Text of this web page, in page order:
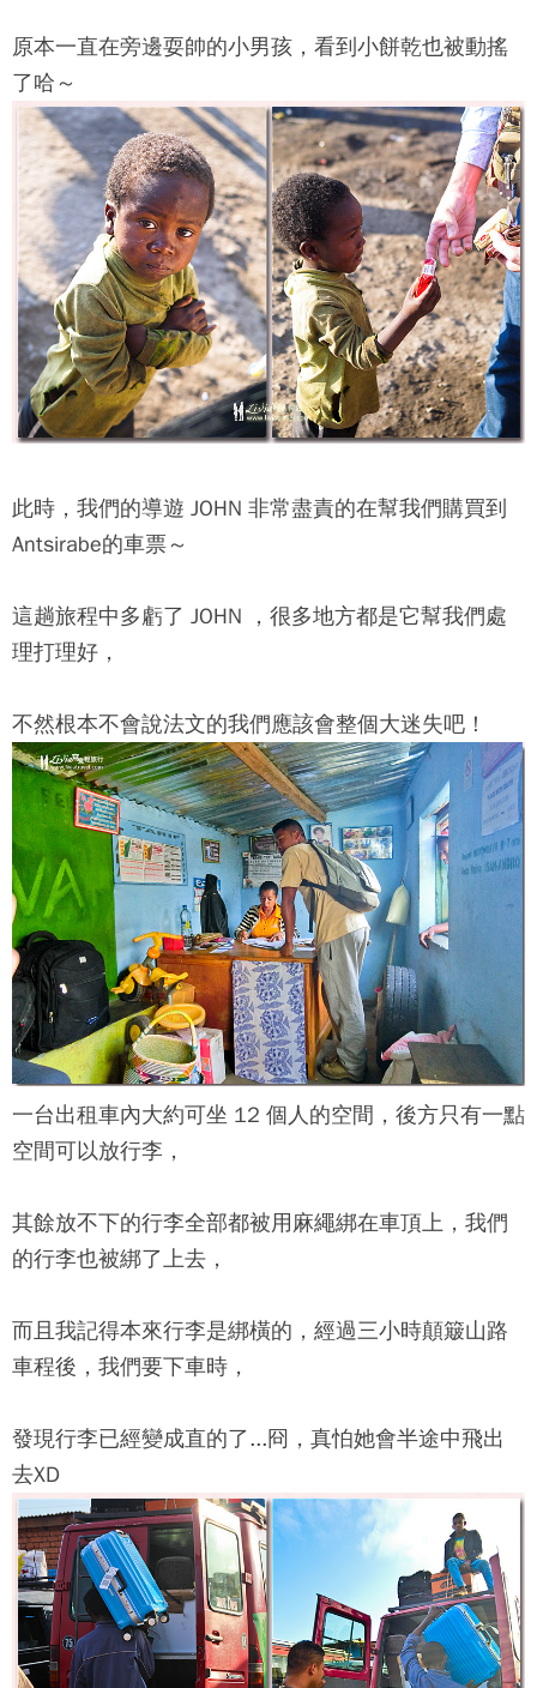
原本一直在旁邊耍帥的小男孩，看到小餅乾也被動搖
了哈～
此時，我們的導遊 JOHN 非常盡責的在幫我們購買到
Antsirabe的車票～
這趟旅程中多虧了 JOHN ，很多地方都是它幫我們處
理打理好，
不然根本不會說法文的我們應該會整個大迷失吧！
一台出租車內大約可坐 12 個人的空間，後方只有一點
空間可以放行李，
其餘放不下的行李全部都被用麻繩綁在車頂上，我們
的行李也被綁了上去，
而且我記得本來行李是綁橫的，經過三小時顛簸山路
車程後，我們要下車時，
發現行李已經變成直的了...冏，真怕她會半途中飛出
去XD